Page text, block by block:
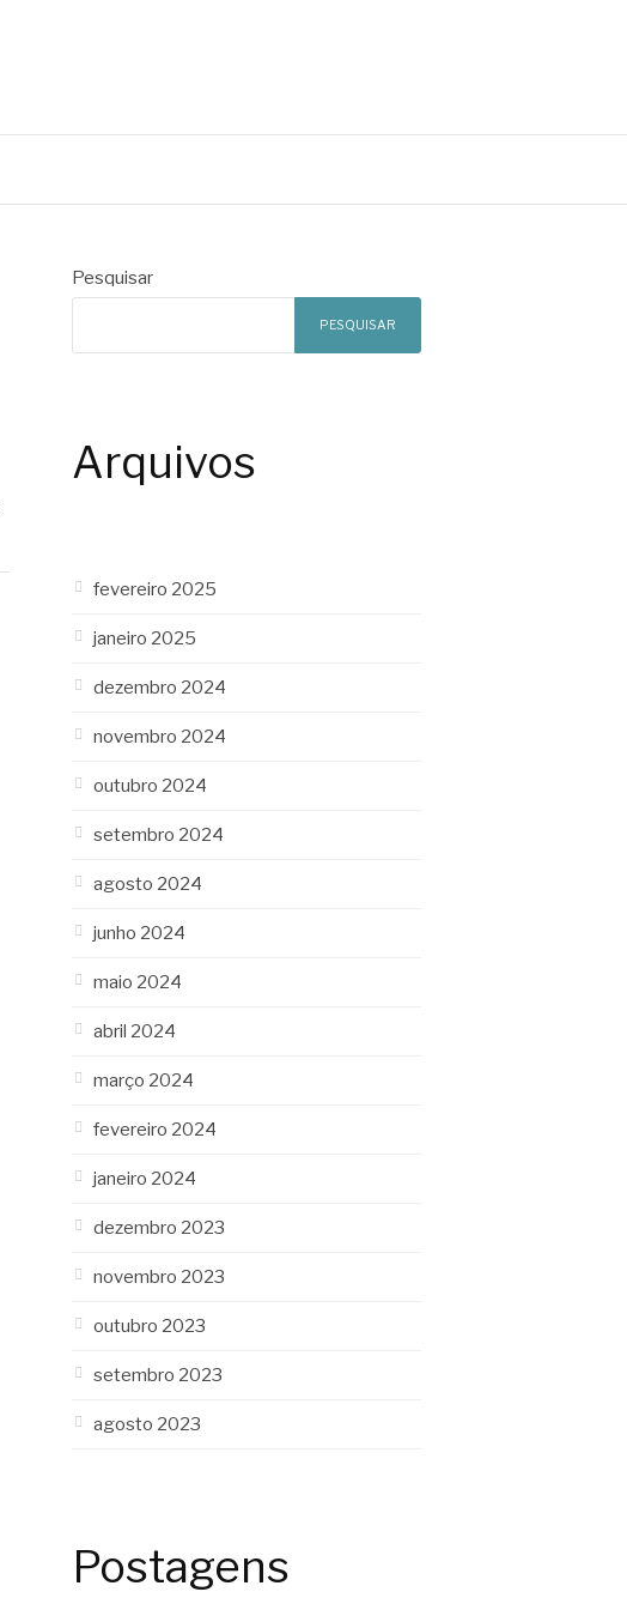
Pesquisar
PESQUISAR
Arquivos
fevereiro 2025
janeiro 2025
dezembro 2024
novembro 2024
outubro 2024
setembro 2024
agosto 2024
junho 2024
maio 2024
abril 2024
março 2024
fevereiro 2024
janeiro 2024
dezembro 2023
novembro 2023
outubro 2023
setembro 2023
agosto 2023
Postagens